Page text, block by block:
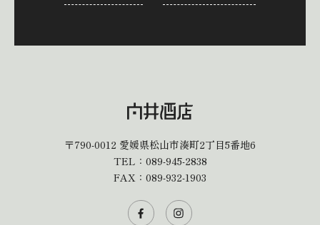
〒790-0012 愛媛県松山市湊町2丁目5番地6
TEL： 089-945-2838
FAX：089-932-1903